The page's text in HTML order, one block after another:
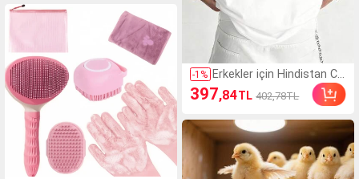
k Odası, Kanepe Dekoru,
Sonbahar Dekoru, Oda De
koru için uygundur
-1 % Erkekler için Hindistan Ce
vizi Ağacı ve Harf Baskılı
Yuvarlak Yaka Atlet, Yaz İ
397,84TL 402,78TL